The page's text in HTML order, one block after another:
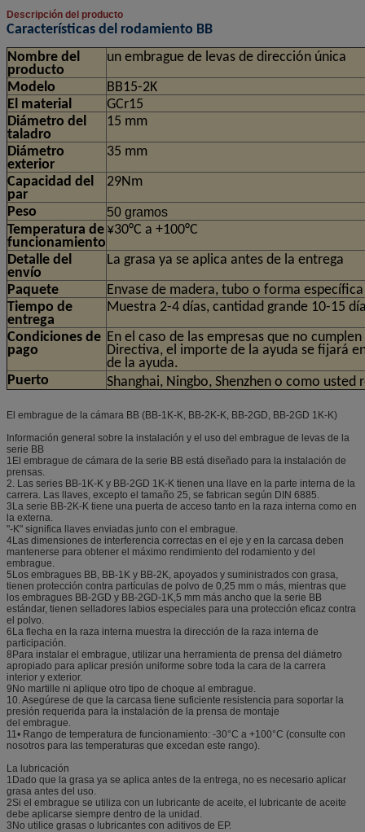
Descripción del producto
Características del rodamiento BB
Nombre del
producto
un embrague de levas de dirección única
Modelo
BB15-2K
El material
GCr15
Diámetro del
taladro
15 mm
Diámetro
exterior
35 mm
Capacidad del
par
29Nm
Peso
50 gramos
Temperatura de
funcionamiento
¥30°C a +100°C
Detalle del
envío
La grasa ya se aplica antes de la entrega
Paquete
Envase de madera, tubo o forma
Tiempo de
entrega
Muestra 2-4 días, cantidad grande 10-15
Condiciones de
pago
En el caso de las empresas que no
Directiva, el importe de la ayuda se fijará
de la ayuda.
Puerto
Shanghai, Ningbo, Shenzhen o como usted
El embrague de la cámara BB (BB-1K-K, BB-2K-K, BB-2GD, BB-2GD 1K-K)
Información general sobre la instalación y el uso del embrague de levas de la
serie BB
1El embrague de cámara de la serie BB está diseñado para la instalación de
prensas.
2. Las series BB-1K-K y BB-2GD 1K-K tienen una llave en la parte interna de la
carrera. Las llaves, excepto el tamaño 25, se fabrican según DIN 6885.
3La serie BB-2K-K tiene una puerta de acceso tanto en la raza interna como en
la externa.
"-K" significa llaves enviadas junto con el embrague.
4Las dimensiones de interferencia correctas en el eje y en la carcasa deben
mantenerse para obtener el máximo rendimiento del rodamiento y del
embrague.
5Los embragues BB, BB-1K y BB-2K, apoyados y suministrados con grasa,
tienen protección contra partículas de polvo de 0,25 mm o más, mientras que
los embragues BB-2GD y BB-2GD-1K,5 mm más ancho que la serie BB
estándar, tienen selladores labios especiales para una protección eficaz contra
el polvo.
6La flecha en la raza interna muestra la dirección de la raza interna de
participación.
8Para instalar el embrague, utilizar una herramienta de prensa del diámetro
apropiado para aplicar presión uniforme sobre toda la cara de la carrera
interior y exterior.
9No martille ni aplique otro tipo de choque al embrague.
10. Asegúrese de que la carcasa tiene suficiente resistencia para soportar la
presión requerida para la instalación de la prensa de montaje
del embrague.
11• Rango de temperatura de funcionamiento: -30°C a +100°C (consulte con
nosotros para las temperaturas que excedan este rango).
La lubricación
1Dado que la grasa ya se aplica antes de la entrega, no es necesario aplicar
grasa antes del uso.
2Si el embrague se utiliza con un lubricante de aceite, el lubricante de aceite
debe aplicarse siempre dentro de la unidad.
3No utilice grasas o lubricantes con aditivos de EP.